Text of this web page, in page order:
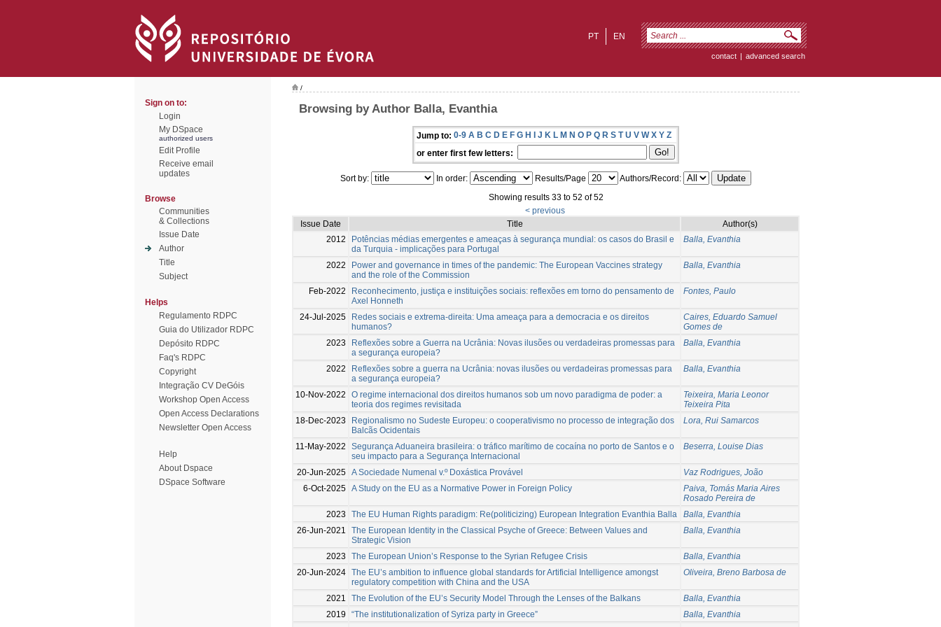
EN
PT
contact | advanced search
Sign on to:
Login
My DSpace
authorized users
Edit Profile
Receive email
updates
Browse
Communities
& Collections
Issue Date
Author
Title
Subject
Helps
Regulamento RDPC
Guia do Utilizador RDPC
Depósito RDPC
Faq's RDPC
Copyright
Integração CV DeGóis
Workshop Open Access
Open Access Declarations
Newsletter Open Access
Help
About Dspace
DSpace Software
/
Browsing by Author Balla, Evanthia
Jump to: 0-9 A B C D E F G H I J K L M N O P Q R S T U V W X Y Z
or enter first few letters:
Sort by: In order: Results/Page
Authors/Record:
Showing results 33 to 52 of 52
< previous
Issue Date
Title
Author(s)
2012
Potências médias emergentes e ameaças à segurança mundial: os casos do Brasil e
da Turquia - implicações para Portugal
Balla, Evanthia
2022
Power and governance in times of the pandemic: The European Vaccines strategy
and the role of the Commission
Balla, Evanthia
Feb-2022
Reconhecimento, justiça e instituições sociais: reflexões em torno do pensamento de
Axel Honneth
Fontes, Paulo
24-Jul-2025
Redes sociais e extrema-direita: Uma ameaça para a democracia e os direitos
humanos?
Caires, Eduardo Samuel
Gomes de
2023
Reflexões sobre a Guerra na Ucrânia: Novas ilusões ou verdadeiras promessas para
a segurança europeia?
Balla, Evanthia
2022
Reflexões sobre a guerra na Ucrânia: novas ilusões ou verdadeiras promessas para
a segurança europeia?
Balla, Evanthia
10-Nov-2022
O regime internacional dos direitos humanos sob um novo paradigma de poder: a
teoria dos regimes revisitada
Teixeira, Maria Leonor
Teixeira Pita
18-Dec-2023
Regionalismo no Sudeste Europeu: o cooperativismo no processo de integração dos
Balcãs Ocidentais
Lora, Rui Samarcos
11-May-2022
Segurança Aduaneira brasileira: o tráfico marítimo de cocaína no porto de Santos e o
seu impacto para a Segurança Internacional
Beserra, Louise Dias
20-Jun-2025 A Sociedade Numenal v.º Doxástica Provável
Vaz Rodrigues, João
6-Oct-2025 A Study on the EU as a Normative Power in Foreign Policy
Paiva, Tomás Maria Aires
Rosado Pereira de
2023
The EU Human Rights paradigm: Re(politicizing) European Integration Evanthia Balla
Balla, Evanthia
26-Jun-2021
The European Identity in the Classical Psyche of Greece: Between Values and
Strategic Vision
Balla, Evanthia
2023 The European Union’s Response to the Syrian Refugee Crisis
Balla, Evanthia
20-Jun-2024 The EU’s ambition to influence global standards for Artificial Intelligence amongst
regulatory competition with China and the USA
Oliveira, Breno Barbosa de
2021 The Evolution of the EU’s Security Model Through the Lenses of the Balkans
Balla, Evanthia
2019
“The institutionalization of Syriza party in Greece”
Balla, Evanthia